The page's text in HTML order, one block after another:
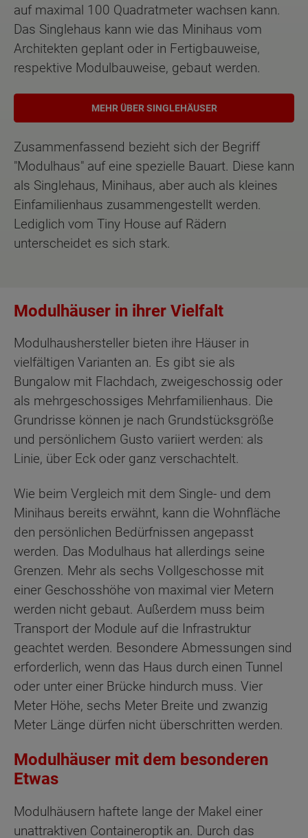
auf maximal 100 Quadratmeter wachsen kann.
Das Singlehaus kann wie das Minihaus vom
Architekten geplant oder in Fertigbauweise,
respektive Modulbauweise, gebaut werden.
MEHR ÜBER SINGLEHÄUSER
Zusammenfassend bezieht sich der Begriff
"Modulhaus" auf eine spezielle Bauart. Diese kann
als Singlehaus, Minihaus, aber auch als kleines
Einfamilienhaus zusammengestellt werden.
Lediglich vom Tiny House auf Rädern
unterscheidet es sich stark.
Modulhäuser in ihrer Vielfalt
Modulhaushersteller bieten ihre Häuser in
vielfältigen Varianten an. Es gibt sie als
Bungalow mit Flachdach, zweigeschossig oder
als mehrgeschossiges Mehrfamilienhaus. Die
Grundrisse können je nach Grundstücksgröße
und persönlichem Gusto variiert werden: als
Linie, über Eck oder ganz verschachtelt.
Wie beim Vergleich mit dem Single- und dem
Minihaus bereits erwähnt, kann die Wohnfläche
den persönlichen Bedürfnissen angepasst
werden. Das Modulhaus hat allerdings seine
Grenzen. Mehr als sechs Vollgeschosse mit
einer Geschosshöhe von maximal vier Metern
werden nicht gebaut. Außerdem muss beim
Transport der Module auf die Infrastruktur
geachtet werden. Besondere Abmessungen sind
erforderlich, wenn das Haus durch einen Tunnel
oder unter einer Brücke hindurch muss. Vier
Meter Höhe, sechs Meter Breite und zwanzig
Meter Länge dürfen nicht überschritten werden.
Modulhäuser mit dem besonderen
Etwas
Modulhäusern haftete lange der Makel einer
unattraktiven Containeroptik an. Durch das